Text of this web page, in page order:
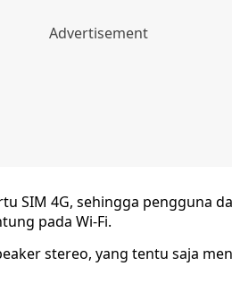
SIM 4G, sehingga pengguna
pada Wi-Fi.
stereo, yang tentu saja